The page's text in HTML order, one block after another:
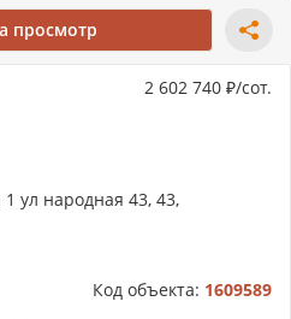
просмотр
1 ул народная 43, 43,
2 602 740
/сот.
Код объекта: 1609589